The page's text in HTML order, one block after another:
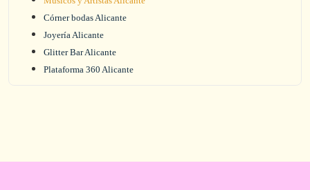
Córner bodas Alicante
Joyería Alicante
Glitter Bar Alicante
Plataforma 360 Alicante